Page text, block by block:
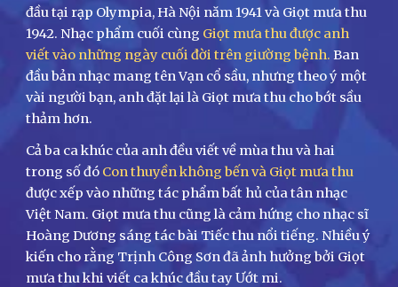
đầu tại rạp Olympia, Hà Nội năm 1941 và Giọt mưa thu
1942. Nhạc phẩm cuối cùng Giọt mưa thu được anh
viết vào những ngày cuối đời trên giường bệnh. Ban
đầu bản nhạc mang tên Vạn cổ sầu, nhưng theo ý một
vài người bạn, anh đặt lại là Giọt mưa thu cho bớt sầu
thảm hơn.
Cả ba ca khúc của anh đều viết về mùa thu và hai
trong số đó Con thuyền không bến và Giọt mưa thu
được xếp vào những tác phẩm bất hủ của tân nhạc
Việt Nam. Giọt mưa thu cũng là cảm hứng cho nhạc sĩ
Hoàng Dương sáng tác bài Tiếc thu nổi tiếng. Nhiều ý
kiến cho rằng Trịnh Công Sơn đã ảnh hưởng bởi Giọt
mưa thu khi viết ca khúc đầu tay Ướt mi.